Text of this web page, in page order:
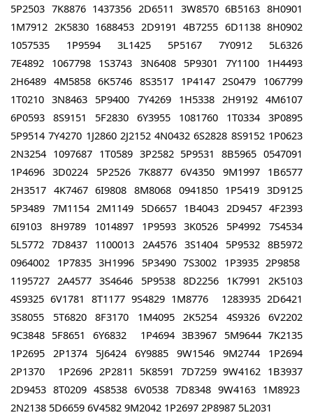
5P2503 7K8876 1437356 2D6511 3W8570 6B5163 8H0901
1M7912 2K5830 1688453 2D9191 4B7255 6D1138 8H0902
1057535 1P9594 3L1425 5P5167 7Y0912 5L6326
7E4892 1067798 1S3743 3N6408 5P9301 7Y1100 1H4493
2H6489 4M5858 6K5746 8S3517 1P4147 2S0479 1067799
1T0210 3N8463 5P9400 7Y4269 1H5338 2H9192 4M6107
6P0593 8S9151 5F2830 6Y3955 1081760 1T0334 3P0895
5P9514 7Y4270 1J2860 2J2152 4N0432 6S2828 8S9152 1P0623
2N3254 1097687 1T0589 3P2582 5P9531 8B5965 0547091
1P4696 3D0224 5P2526 7K8877 6V4350 9M1997 1B6577
2H3517 4K7467 6I9808 8M8068 0941850 1P5419 3D9125
5P3489 7M1154 2M1149 5D6657 1B4043 2D9457 4F2393
6I9103 8H9789 1014897 1P9593 3K0526 5P4992 7S4534
5L5772 7D8437 1100013 2A4576 3S1404 5P9532 8B5972
0964002 1P7835 3H1996 5P3490 7S3002 1P3935 2P9858
1195727 2A4577 3S4646 5P9538 8D2256 1K7991 2K5103
4S9325 6V1781 8T1177 9S4829 1M8776 1283935 2D6421
3S8055 5T6820 8F3170 1M4095 2K5254 4S9326 6V2202
9C3848 5F8651 6Y6832 1P4694 3B3967 5M9644 7K2135
1P2695 2P1374 5J6424 6Y9885 9W1546 9M2744 1P2694
2P1370 1P2696 2P2811 5K8591 7D7259 9W4162 1B3937
2D9453 8T0209 4S8538 6V0538 7D8348 9W4163 1M8923
2N2138 5D6659 6V4582 9M2042 1P2697 2P8987 5L2031